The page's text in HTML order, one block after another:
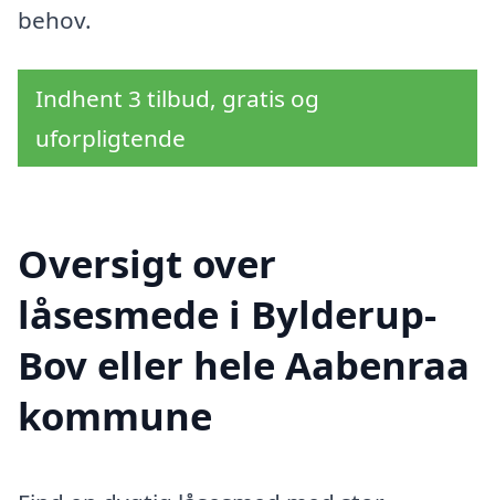
behov.
Indhent 3 tilbud, gratis og
uforpligtende
Oversigt over
låsesmede i Bylderup-
Bov eller hele Aabenraa
kommune